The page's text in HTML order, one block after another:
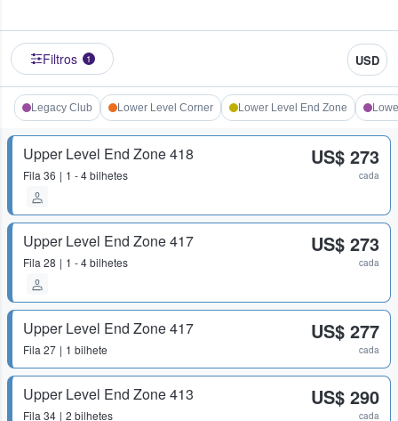
Filtros 1 USD
Legacy Club Lower Level Corner Lower Level End Zone
Upper Level End Zone 418
Fila 36 1 - 4 bilhetes
US$ 273
cada
Upper Level End Zone 417
Fila 28 1 - 4 bilhetes
US$ 273
cada
Upper Level End Zone 417
Fila 27 1 bilhete
US$ 277
cada
Upper Level End Zone 413
Fila 34 2 bilhetes
US$ 290
cada